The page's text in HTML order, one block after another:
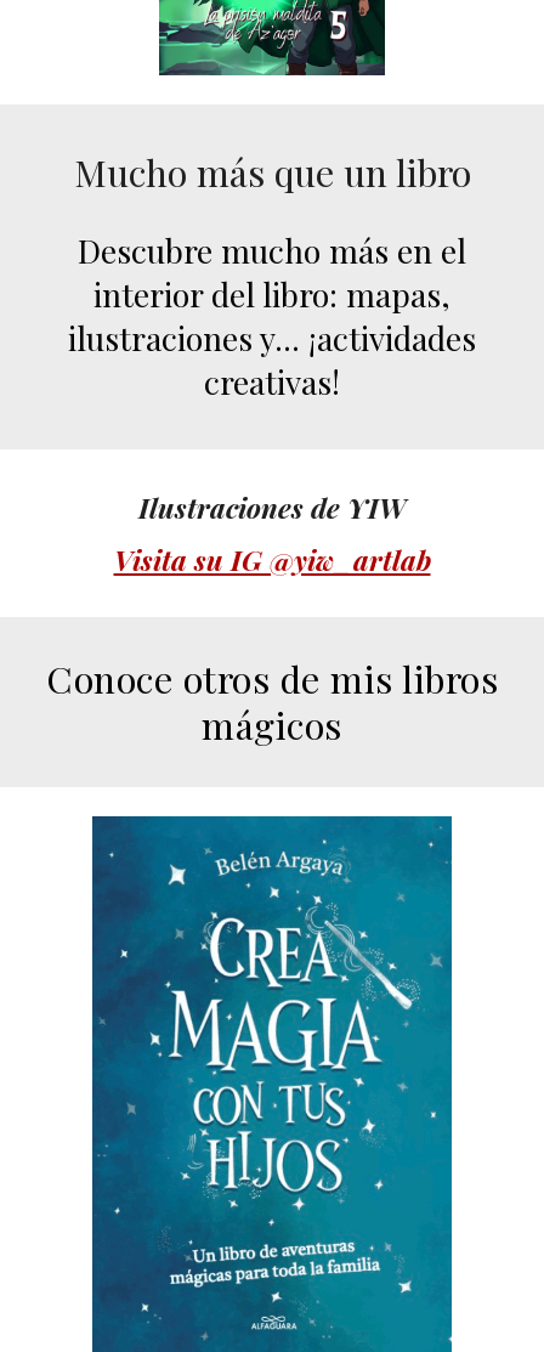
Mucho más que un libro
Descubre mucho más en el
interior del libro: mapas,
ilustraciones y... ¡actividades
creativas!
Ilustraciones de YIW
Visita su IG @yiw_artlab
Conoce otros de mis libros
mágicos